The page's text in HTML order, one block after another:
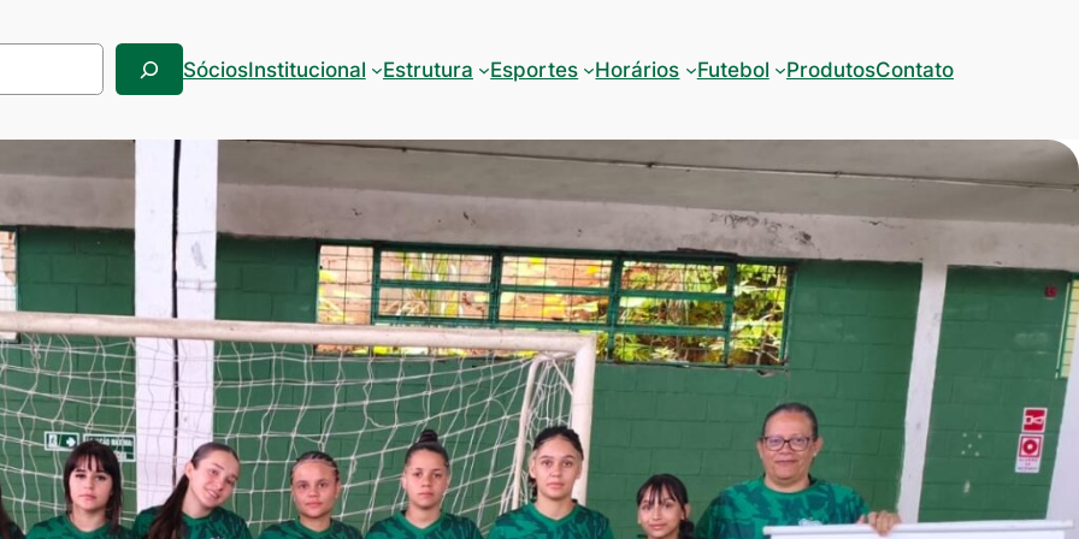
SóciosInstitucional Estrutura Esportes Horários Futebol ProdutosContato